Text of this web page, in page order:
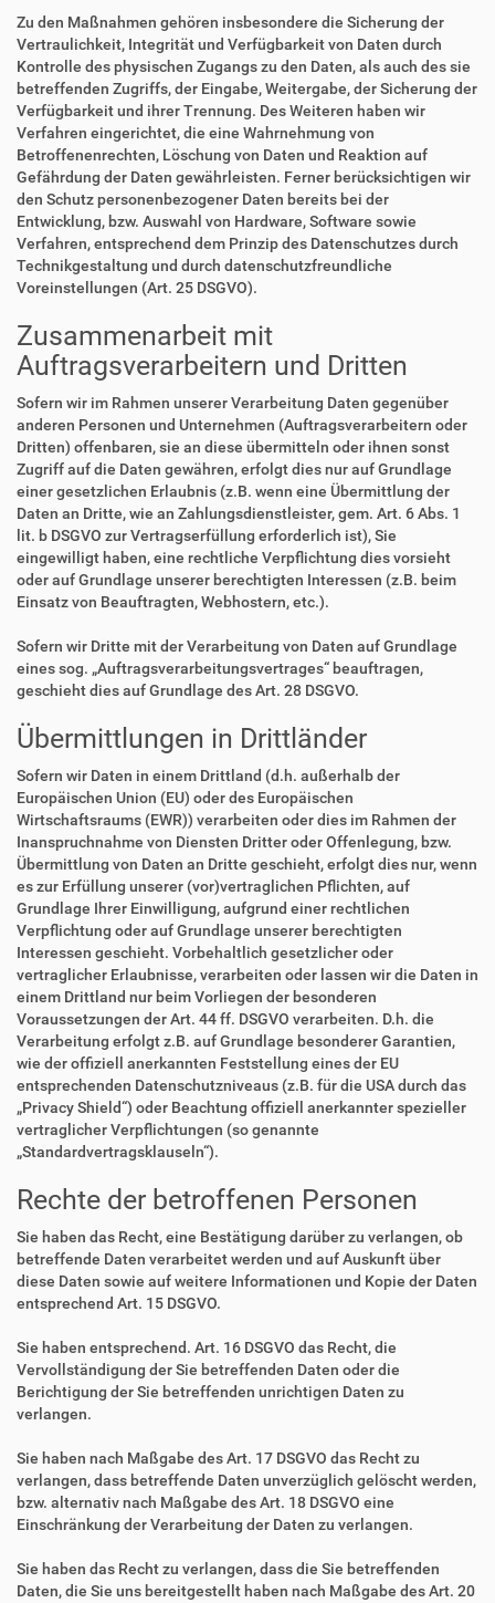
Zu den Maßnahmen gehören insbesondere die Sicherung der
Vertraulichkeit, Integrität und Verfügbarkeit von Daten durch
Kontrolle des physischen Zugangs zu den Daten, als auch des sie
betreffenden Zugriffs, der Eingabe, Weitergabe, der Sicherung der
Verfügbarkeit und ihrer Trennung. Des Weiteren haben wir
Verfahren eingerichtet, die eine Wahrnehmung von
Betroffenenrechten, Löschung von Daten und Reaktion auf
Gefährdung der Daten gewährleisten. Ferner berücksichtigen wir
den Schutz personenbezogener Daten bereits bei der
Entwicklung, bzw. Auswahl von Hardware, Software sowie
Verfahren, entsprechend dem Prinzip des Datenschutzes durch
Technikgestaltung und durch datenschutzfreundliche
Voreinstellungen (Art. 25 DSGVO).
Zusammenarbeit mit
Auftragsverarbeitern und Dritten
Sofern wir im Rahmen unserer Verarbeitung Daten gegenüber
anderen Personen und Unternehmen (Auftragsverarbeitern oder
Dritten) offenbaren, sie an diese übermitteln oder ihnen sonst
Zugriff auf die Daten gewähren, erfolgt dies nur auf Grundlage
einer gesetzlichen Erlaubnis (z.B. wenn eine Übermittlung der
Daten an Dritte, wie an Zahlungsdienstleister, gem. Art. 6 Abs. 1
lit. b DSGVO zur Vertragserfüllung erforderlich ist), Sie
eingewilligt haben, eine rechtliche Verpflichtung dies vorsieht
oder auf Grundlage unserer berechtigten Interessen (z.B. beim
Einsatz von Beauftragten, Webhostern, etc.).
Sofern wir Dritte mit der Verarbeitung von Daten auf Grundlage
eines sog. „Auftragsverarbeitungsvertrages“ beauftragen,
geschieht dies auf Grundlage des Art. 28 DSGVO.
Übermittlungen in Drittländer
Sofern wir Daten in einem Drittland (d.h. außerhalb der
Europäischen Union (EU) oder des Europäischen
Wirtschaftsraums (EWR)) verarbeiten oder dies im Rahmen der
Inanspruchnahme von Diensten Dritter oder Offenlegung, bzw.
Übermittlung von Daten an Dritte geschieht, erfolgt dies nur, wenn
es zur Erfüllung unserer (vor)vertraglichen Pflichten, auf
Grundlage Ihrer Einwilligung, aufgrund einer rechtlichen
Verpflichtung oder auf Grundlage unserer berechtigten
Interessen geschieht. Vorbehaltlich gesetzlicher oder
vertraglicher Erlaubnisse, verarbeiten oder lassen wir die Daten in
einem Drittland nur beim Vorliegen der besonderen
Voraussetzungen der Art. 44 ff. DSGVO verarbeiten. D.h. die
Verarbeitung erfolgt z.B. auf Grundlage besonderer Garantien,
wie der offiziell anerkannten Feststellung eines der EU
entsprechenden Datenschutzniveaus (z.B. für die USA durch das
„Privacy Shield“) oder Beachtung offiziell anerkannter spezieller
vertraglicher Verpflichtungen (so genannte
„Standardvertragsklauseln“).
Rechte der betroffenen Personen
Sie haben das Recht, eine Bestätigung darüber zu verlangen, ob
betreffende Daten verarbeitet werden und auf Auskunft über
diese Daten sowie auf weitere Informationen und Kopie der Daten
entsprechend Art. 15 DSGVO.
Sie haben entsprechend. Art. 16 DSGVO das Recht, die
Vervollständigung der Sie betreffenden Daten oder die
Berichtigung der Sie betreffenden unrichtigen Daten zu
verlangen.
Sie haben nach Maßgabe des Art. 17 DSGVO das Recht zu
verlangen, dass betreffende Daten unverzüglich gelöscht werden,
bzw. alternativ nach Maßgabe des Art. 18 DSGVO eine
Einschränkung der Verarbeitung der Daten zu verlangen.
Sie haben das Recht zu verlangen, dass die Sie betreffenden
Daten, die Sie uns bereitgestellt haben nach Maßgabe des Art. 20